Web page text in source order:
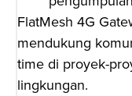
FlatMesh 4G
mendukung
time di proyek-
lingkungan.